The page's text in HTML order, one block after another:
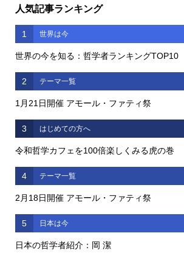
人気記事ランキング
1 世界は今
世界の今を知る：哲学者ランキングTOP10
2 テーマ一覧
1月21日開催 アモール・ファティ祭
3 はじめての方へ
令和哲学カフェを100倍楽しくみる虎の巻
4 テーマ一覧
2月18日開催 アモール・ファティ祭
5 日本は今
日本の哲学者紹介：岡 潔